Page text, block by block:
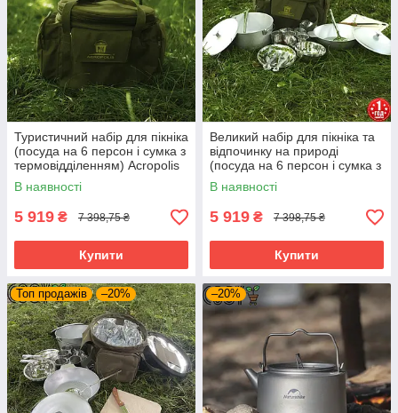
Туристичний набір для пікніка
(посуда на 6 персон і сумка з
термовідділенням) Acropolis
СДП-1
В наявності
5 919 ₴ 7 398,75 ₴
Купити
Великий набір для пікніка та
відпочинку на природі
(посуда на 6 персон і сумка з
термовідділенням) Acropolis
СДП-1
В наявності
5 919 ₴ 7 398,75 ₴
Купити
Топ продажів –20% –20%